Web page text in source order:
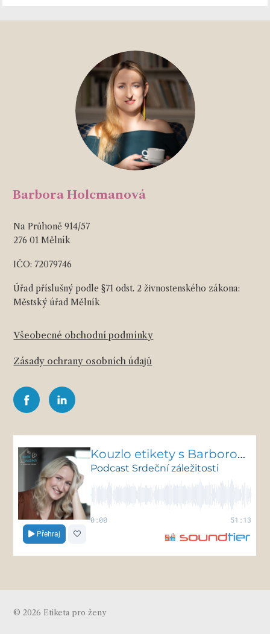
Barbora Holcmanová
Na Průhoně 914/57
276 01 Mělník
IČO: 72079746
Úřad příslušný podle §71 odst. 2 živnostenského zákona:
Městský úřad Mělník
Všeobecné obchodní podmínky
Zásady ochrany osobních údajů
© 2026 Etiketa pro ženy